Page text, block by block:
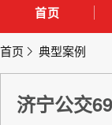
首页
首页 典型案例
济宁公交